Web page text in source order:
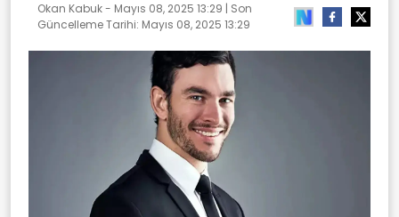
Okan Kabuk - Mayıs 08, 2025 13:29 | Son
Güncelleme Tarihi: Mayıs 08, 2025 13:29